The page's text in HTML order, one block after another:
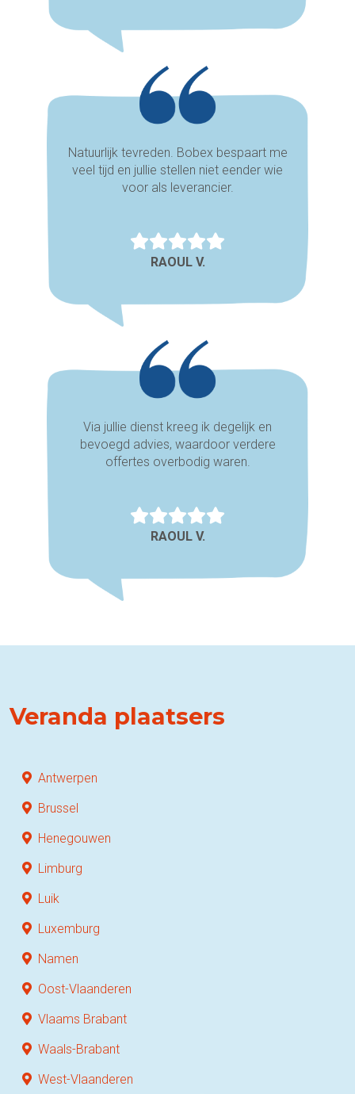
Natuurlijk tevreden. Bobex bespaart me
veel tijd en jullie stellen niet eender wie
voor als leverancier.
RAOUL V.
Via jullie dienst kreeg ik degelijk en
bevoegd advies, waardoor verdere
offertes overbodig waren.
RAOUL V.
Veranda plaatsers
Antwerpen
Brussel
Henegouwen
Limburg
Luik
Luxemburg
Namen
Oost-Vlaanderen
Vlaams Brabant
Waals-Brabant
West-Vlaanderen